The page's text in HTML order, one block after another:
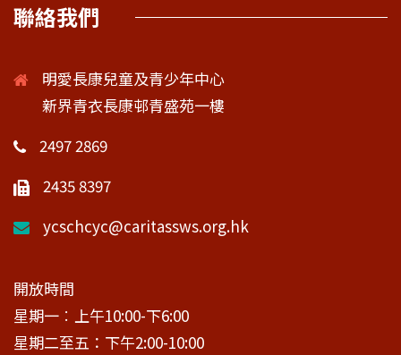
聯絡我們
明愛長康兒童及青少年中心
新界青衣長康邨青盛苑一樓
2497 2869
2435 8397
ycschcyc@caritassws.org.hk
開放時間
星期一︰上午10:00-下6:00
星期二至五：下午2:00-10:00